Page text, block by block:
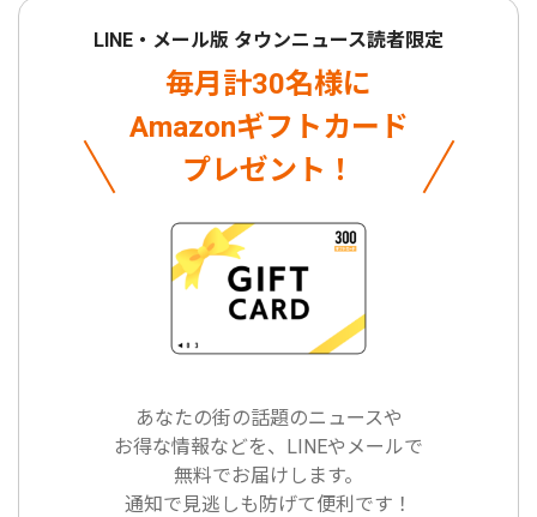
LINE・メール版 タウンニュース読者限定
毎月計30名様に
Amazonギフトカード
プレゼント！
あなたの街の話題のニュースや
お得な情報などを、LINEやメールで
無料でお届けします。
通知で見逃しも防げて便利です！